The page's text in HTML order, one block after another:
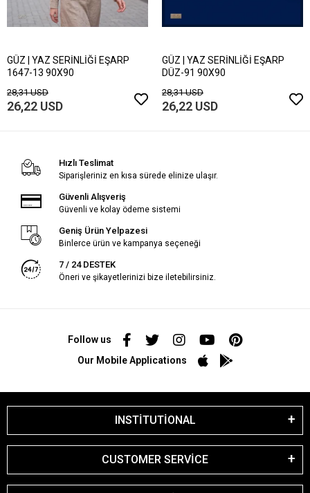
GÜZ | YAZ SERİNLİĞİ EŞARP
1647-13 90X90
28,31 USD
26,22 USD
GÜZ | YAZ SERİNLİĞİ EŞARP
DÜZ-91 90X90
28,31 USD
26,22 USD
Hızlı Teslimat
Siparişleriniz en kısa sürede elinize ulaşır.
Güvenli Alışveriş
Güvenli ve kolay ödeme sistemi
Geniş Ürün Yelpazesi
Binlerce ürün ve kampanya seçeneği
7 / 24 DESTEK
Öneri ve şikayetlerinizi bize iletebilirsiniz.
Follow us
Our Mobile Applications
INSTİTUTİONAL
CUSTOMER SERVİCE